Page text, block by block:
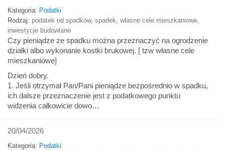
Kategoria: Podatki
Rodzaj: podatek od spadków, spadek własne cele mieszkaniowe
inwestycje budowlane
Czy pieniądze ze spadku można przeznaczyć na ogrodzenie
działki albo wykonanie kostki brukowej. [ tzw własne cele
mieszkaniowe]
Dzień dobry.
1. Jeśli otrzymał Pan/Pani pieniądze bezpośrednio w spadku,
ich dalsze przeznaczenie jest z podatkowego punktu
widzenia całkowicie dowo…
20/04/2026
Kategoria: Podatki